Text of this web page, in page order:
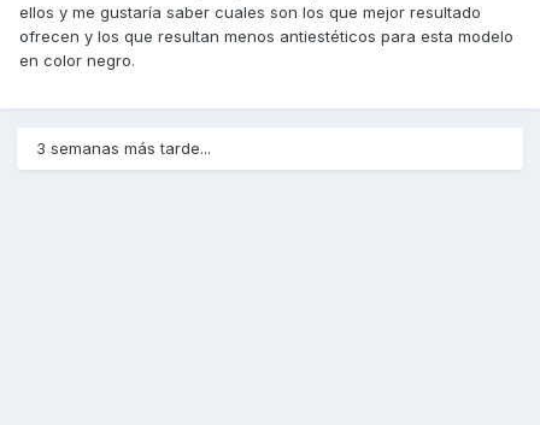
ellos y me gustaría saber cuales son los que mejor resultado
ofrecen y los que resultan menos antiestéticos para esta modelo
en color negro.
3 semanas más tarde...